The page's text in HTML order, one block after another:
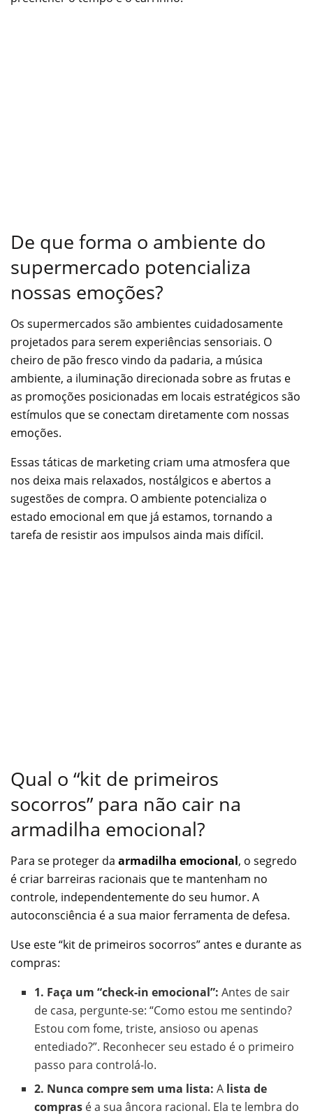
De que forma o ambiente do
supermercado potencializa
nossas emoções?
Os supermercados são ambientes cuidadosamente
projetados para serem experiências sensoriais. O
cheiro de pão fresco vindo da padaria, a música
ambiente, a iluminação direcionada sobre as frutas e
as promoções posicionadas em locais estratégicos são
estímulos que se conectam diretamente com nossas
emoções.
Essas táticas de marketing criam uma atmosfera que
nos deixa mais relaxados, nostálgicos e abertos a
sugestões de compra. O ambiente potencializa o
estado emocional em que já estamos, tornando a
tarefa de resistir aos impulsos ainda mais difícil.
Qual o “kit de primeiros
socorros” para não cair na
armadilha emocional?
Para se proteger da armadilha emocional, o segredo
é criar barreiras racionais que te mantenham no
controle, independentemente do seu humor. A
autoconsciência é a sua maior ferramenta de defesa.
Use este “kit de primeiros socorros” antes e durante as
compras:
1. Faça um “check-in emocional”: Antes de sair
de casa, pergunte-se: “Como estou me sentindo?
Estou com fome, triste, ansioso ou apenas
entediado?”. Reconhecer seu estado é o primeiro
passo para controlá-lo.
2. Nunca compre sem uma lista: A lista de
compras é a sua âncora racional. Ela te lembra do